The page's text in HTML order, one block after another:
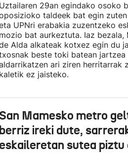
29an egindako osoko
taldeek bat egin
UPNri erabakia zuzentzeko
bat aurkeztuta. Iaz bezala,
Alda alkateak kotxez egin du
beste toki batean jartzea
ari ziren herritarrak
ez jaisteko.
Mamesko metro
ireki dute,
sutea piztu